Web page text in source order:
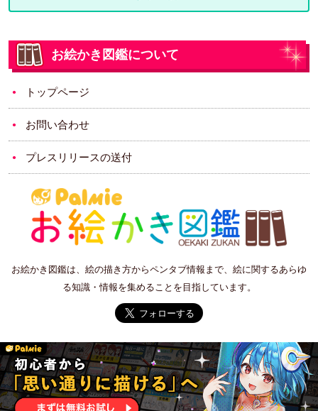
お絵かき図鑑について
トップページ
お問い合わせ
プレスリリースの送付
お絵かき図鑑は、絵の描き方からペンタブ情報まで、絵に関するあらゆ
る知識・情報を集めることを目指しています。